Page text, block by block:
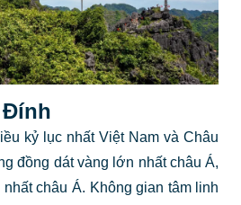
Đính
kỷ lục nhất Việt Nam và Châu
đồng dát vàng lớn nhất châu Á,
châu Á. Không gian tâm linh